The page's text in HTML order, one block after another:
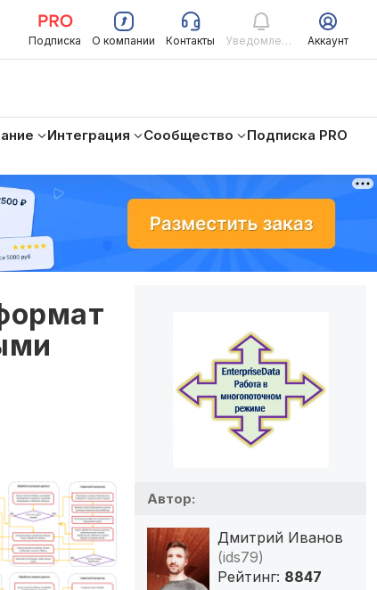
Подписка О компании Контакты Уведомления Аккаунт
Интеграция Сообщество
Подписка PRO
Автор:
Дмитрий Иванов
(ids79)
Рейтинг: 8847